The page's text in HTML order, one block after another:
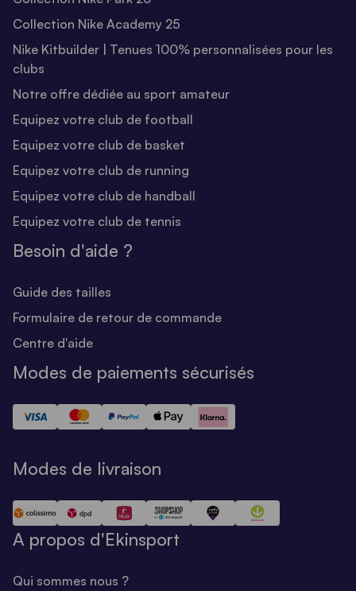
Collection Nike Academy 25
Nike Kitbuilder | Tenues 100% personnalisées pour les
clubs
Notre offre dédiée au sport amateur
Equipez votre club de football
Equipez votre club de basket
Equipez votre club de running
Equipez votre club de handball
Equipez votre club de tennis
Besoin d'aide ?
Guide des tailles
Formulaire de retour de commande
Centre d'aide
Modes de paiements sécurisés
Modes de livraison
A propos d'Ekinsport
Qui sommes nous ?